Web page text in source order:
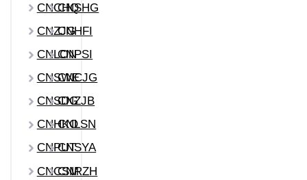
CNCHQCNSHG
CNZJGCNHFI
CNLON
CNPSI
CNSWE
CNCJG
CNSDG
CNZJB
CNHKO
CNLSN
CNPUTCNSYA
CNCSM
CNRZH